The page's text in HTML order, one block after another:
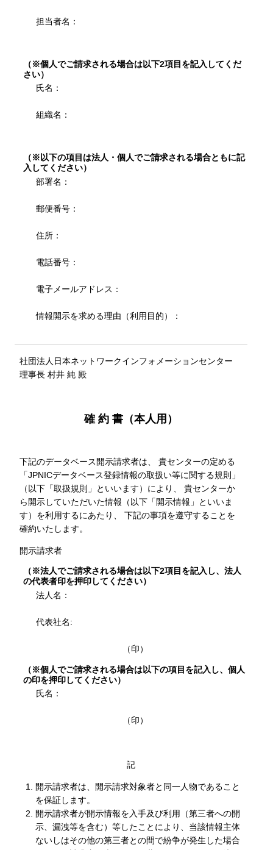
担当者名：
（※個人でご請求される場合は以下2項目を記入してくだ
さい）
氏名：
組織名：
（※以下の項目は法人・個人でご請求される場合ともに記
入してください）
部署名：
郵便番号：
住所：
電話番号：
電子メールアドレス：
情報開示を求める理由（利用目的）：
社団法人日本ネットワークインフォメーションセンター
理事長 村井 純 殿
確 約 書（本人用）
下記のデータベース開示請求者は、 貴センターの定める
「JPNICデータベース登録情報の取扱い等に関する規則」
（以下「取扱規則」といいます）により、 貴センターか
ら開示していただいた情報（以下「開示情報」といいま
す）を利用するにあたり、 下記の事項を遵守することを
確約いたします。
開示請求者
（※法人でご請求される場合は以下2項目を記入し、法人
の代表者印を押印してください）
法人名：
代表社名:
（印）
（※個人でご請求される場合は以下の項目を記入し、個人
の印を押印してください）
氏名：
（印）
記
開示請求者は、開示請求対象者と同一人物であること
を保証します。
開示請求者が開示情報を入手及び利用（第三者への開
示、漏洩等を含む）等したことにより、当該情報主体
ないしはその他の第三者との間で紛争が発生した場合